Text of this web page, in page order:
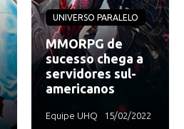
UNIVERSO PARALELO
MMORPG de
sucesso chega a
servidores sul-
americanos
Equipe UHQ 15/02/2022